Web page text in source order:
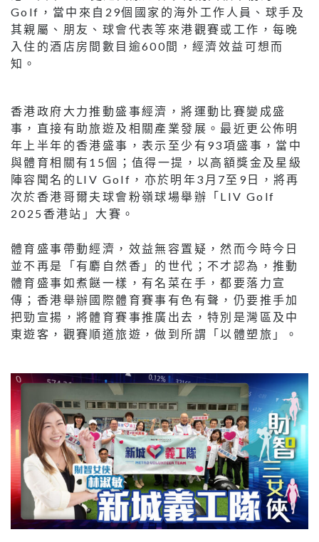
Golf，當中來自29個國家的海外工作人員、球手及
其親屬、朋友、球會代表等來港觀賽或工作，每晚
入住的酒店房間數目逾600間，經濟效益可想而
知。
香港政府大力推動盛事經濟，將運動比賽變成盛
事，直接有助旅遊及相關產業發展。最近更公佈明
年上半年的香港盛事，表示至少有93項盛事，當中
與體育相關有15個；值得一提，以高額獎金及星級
陣容聞名的LIV Golf，亦於明年3月7至9日，將再
次於香港哥爾夫球會粉嶺球場舉辦「LIV Golf
2025香港站」大賽。
體育盛事帶動經濟，效益無容置疑，然而今時今日
並不再是「有麝自然香」的世代；不才認為，推動
體育盛事如煮餸一樣，有名菜在手，都要落力宣
傳；香港舉辦國際體育賽事有色有聲，仍要推手加
把勁宣揚，將體育賽事推廣出去，特別是灣區及中
東遊客，觀賽順道旅遊，做到所謂「以體塑旅」。